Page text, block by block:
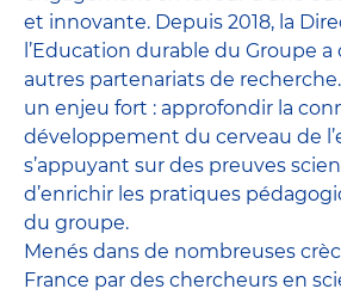
et innovante. Depuis 2018, la
l’Education durable du Groupe
autres partenariats de
un enjeu fort : approfondir la
développement du cerveau de
s’appuyant sur des preuves
d’enrichir les pratiques
du groupe.
Menés dans de nombreuses
France par des chercheurs en